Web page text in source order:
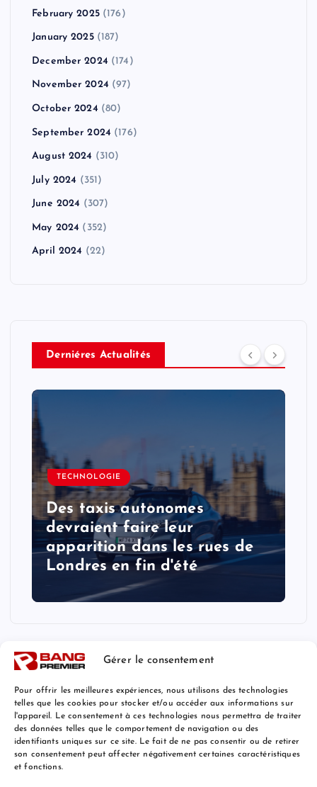
Gérer le consentement
Pour offrir les meilleures expériences, nous utilisons des technologies
telles que les cookies pour stocker et/ou accéder aux informations sur
l'appareil. Le consentement à ces technologies nous permettra de traiter
des données telles que le comportement de navigation ou des
identifiants uniques sur ce site. Le fait de ne pas consentir ou de retirer
son consentement peut affecter négativement certaines caractéristiques
et fonctions.
February 2025(176)
January 2025(187)
December 2024 (174)
November 2024 (97)
October 2024 (80)
September 2024 (176)
August 2024 (310)
July 2024 (351)
June 2024 (307)
May 2024 (352)
April 2024 (22)
Derniéres Actualités
TECHNOLOGIE
Des taxis autonomes
devraient faire leur
apparition dans les rues de
Londres en fin d'été
Mentions Légales